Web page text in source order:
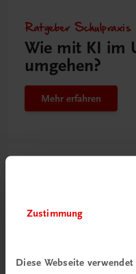
Zustimmung
Diese Webseite verwendet
Ratgeber Schulpraxis
Wie mit KI im
umgehen?
Mehr erfahren